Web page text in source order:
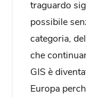
traguardo
possibile
categoria,
che
GIS è
Europa